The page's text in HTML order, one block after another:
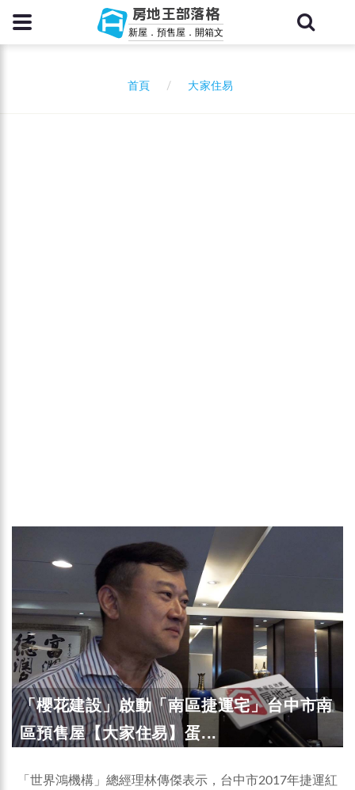
房地王部落格
新屋．預售屋．開箱文
首頁 大家住易
「櫻花建設」啟動「南區捷運宅」台中市南
區預售屋【大家住易】蛋...
「世界鴻機構」總經理林傳傑表示，台中市2017年捷運紅